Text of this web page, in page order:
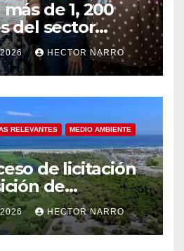
de 1, 200
del sector
laboral
2026 HECTOR NARRO
RELEVANTES MEDIO AMBIENTE
de licitación
de
Plan de
del Estero
2026 HECTOR NARRO